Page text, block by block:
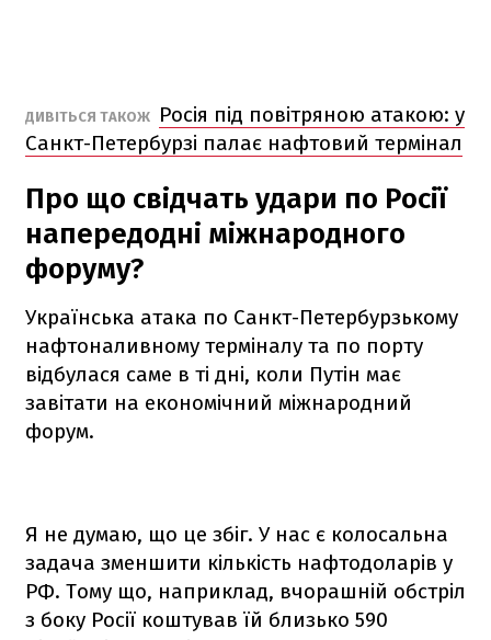
ДИВІТЬСЯ ТАКОЖ
Росія під повітряною атакою: у
Санкт-Петербурзі палає нафтовий термінал
Про що свідчать удари по Росії
напередодні міжнародного
форуму?
Українська атака по Санкт-Петербурзькому
нафтоналивному терміналу та по порту
відбулася саме в ті дні, коли Путін має
завітати на економічний міжнародний
форум.
Я не думаю, що це збіг. У нас є колосальна
задача зменшити кількість нафтодоларів у
РФ. Тому що, наприклад, вчорашній обстріл
з боку Росії коштував їй близько 590